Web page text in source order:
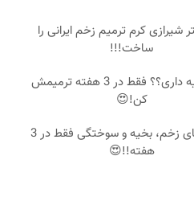
شیرازی کرم ترمیم زخم ایرانی را
ساخت!!!
جای بخیه داری؟؟ فقط در 3 هفته ترمیمش
کن!😍
ترمیم جای زخم، بخیه و سوختگی فقط در 3
هفته!!😍